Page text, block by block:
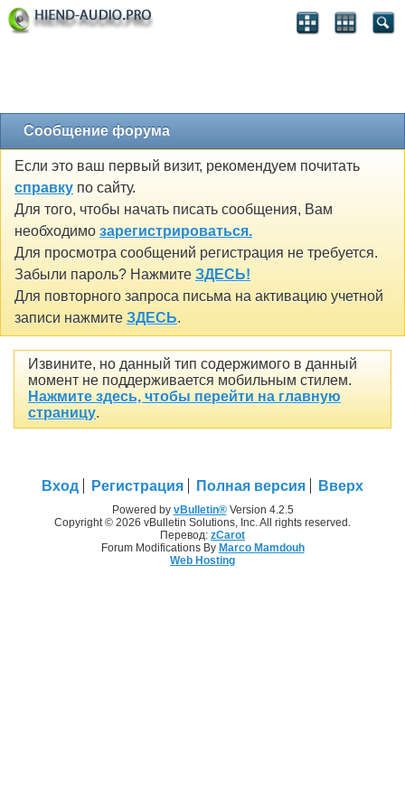
Сообщение форума
Если это ваш первый визит, рекомендуем почитать
справку по сайту.
Для того, чтобы начать писать сообщения, Вам
необходимо зарегистрироваться.
Для просмотра сообщений регистрация не требуется.
Забыли пароль? Нажмите ЗДЕСЬ!
Для повторного запроса письма на активацию учетной
записи нажмите ЗДЕСЬ.
Извините, но данный тип содержимого в данный
момент не поддерживается мобильным стилем.
Нажмите здесь, чтобы перейти на главную
страницу.
Вход Регистрация Полная версия Вверх
Powered by vBulletin®Version 4.2.5
Copyright © 2026 vBulletin Solutions, Inc. All rights reserved.
Перевод: zCarot
Forum Modifications By Marco Mamdouh
Web Hosting